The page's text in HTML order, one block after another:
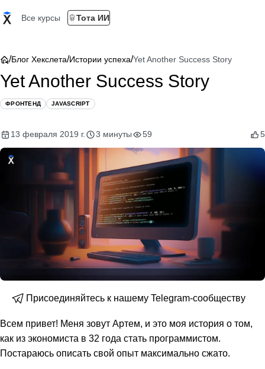
Все курсы Тота ИИ
/Блог Хекслета/Истории успеха/Yet Another Success Story
Yet Another Success Story
ФРОНТЕНД JAVASCRIPT
13 февраля 2019 г. 3 минуты 59 5
Присоединяйтесь к нашему Telegram-сообществу
Всем привет! Меня зовут Артем, и это моя история о том,
как из экономиста в 32 года стать программистом.
Постараюсь описать свой опыт максимально сжато.